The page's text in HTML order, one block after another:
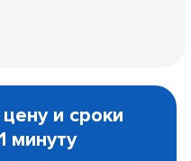
и сроки
минуту